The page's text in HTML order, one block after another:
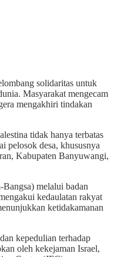
solidaritas untuk
Masyarakat mengecam
mengakhiri tindakan
tidak hanya terbatas
pelosok desa, khususnya
Kabupaten Banyuwangi,
melalui badan
kedaulatan rakyat
ketidakamanan
kepedulian terhadap
oleh kekejaman Israel,